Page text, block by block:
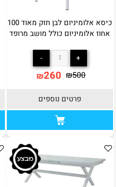
כיסא אלומיניום לבן חזק מאוד 100
אחוז אלומיניום כולל מושב מרופד
₪500
₪260
פרטים נוספים